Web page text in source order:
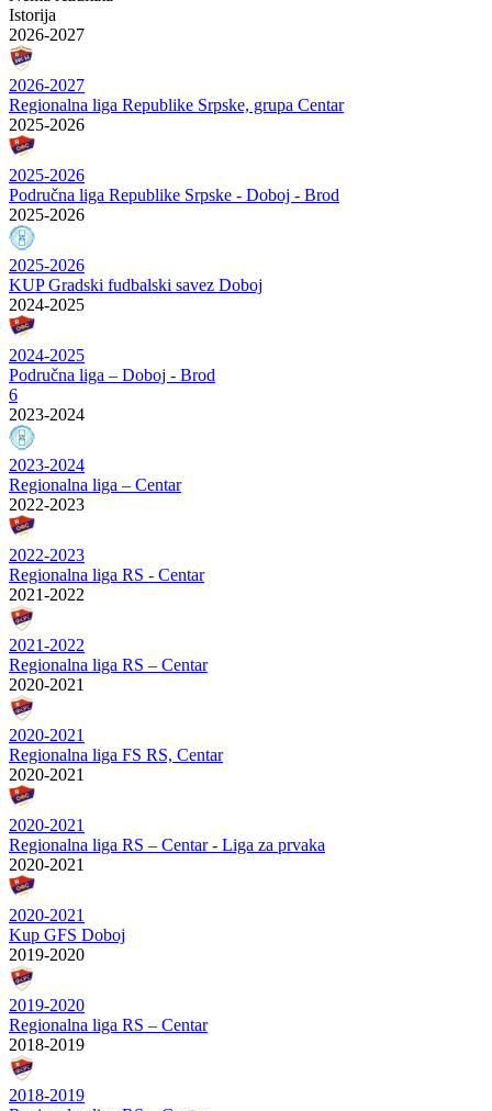
Istorija
2026-2027
2026-2027
Regionalna liga Republike Srpske, grupa Centar
2025-2026
2025-2026
Područna liga Republike Srpske - Doboj - Brod
2025-2026
2025-2026
KUP Gradski fudbalski savez Doboj
2024-2025
2024-2025
Područna liga – Doboj - Brod
6
2023-2024
2023-2024
Regionalna liga – Centar
2022-2023
2022-2023
Regionalna liga RS - Centar
2021-2022
2021-2022
Regionalna liga RS – Centar
2020-2021
2020-2021
Regionalna liga FS RS, Centar
2020-2021
2020-2021
Regionalna liga RS – Centar - Liga za prvaka
2020-2021
2020-2021
Kup GFS Doboj
2019-2020
2019-2020
Regionalna liga RS – Centar
2018-2019
2018-2019